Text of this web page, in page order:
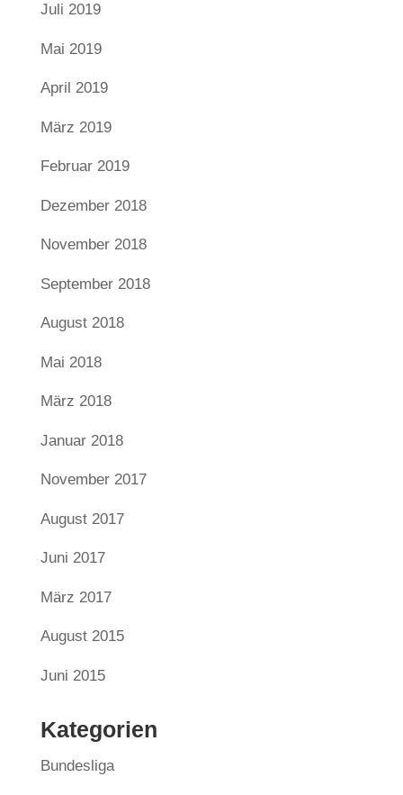
Juli 2019
Mai 2019
April 2019
März 2019
Februar 2019
Dezember 2018
November 2018
September 2018
August 2018
Mai 2018
März 2018
Januar 2018
November 2017
August 2017
Juni 2017
März 2017
August 2015
Juni 2015
Kategorien
Bundesliga